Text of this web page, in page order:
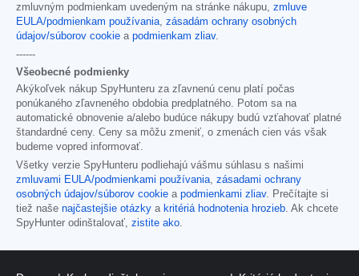
zmluvným podmienkam uvedeným na stránke nákupu, zmluve
EULA/podmienkam používania, zásadám ochrany osobných
údajov/súborov cookie a podmienkam zliav.
------
Všeobecné podmienky
Akýkoľvek nákup SpyHunteru za zľavnenú cenu platí počas
ponúkaného zľavneného obdobia predplatného. Potom sa na
automatické obnovenie a/alebo budúce nákupy budú vzťahovať platné
štandardné ceny. Ceny sa môžu zmeniť, o zmenách cien vás však
budeme vopred informovať.
Všetky verzie SpyHunteru podliehajú vášmu súhlasu s našimi
zmluvami EULA/podmienkami používania, zásadami ochrany
osobných údajov/súborov cookie a podmienkami zliav. Prečítajte si
tiež naše najčastejšie otázky a kritériá hodnotenia hrozieb. Ak chcete
SpyHunter odinštalovať, zistite ako.